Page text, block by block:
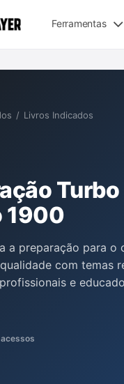
Ferramentas
/ Livros Indicados
1900
a preparação para o
com temas
e
para quem busca
exigidas.
acessos